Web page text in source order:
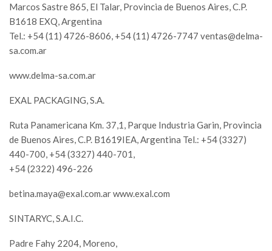
Marcos Sastre 865, El Talar, Provincia de Buenos Aires, C.P.
B1618 EXQ, Argentina
Tel.: +54 (11) 4726-8606, +54 (11) 4726-7747 ventas@delma-
sa.com.ar
www.delma-sa.com.ar
EXAL PACKAGING, S.A.
Ruta Panamericana Km. 37,1, Parque Industria Garin, Provincia
de Buenos Aires, C.P. B1619IEA, Argentina Tel.: +54 (3327)
440-700, +54 (3327) 440-701,
+54 (2322) 496-226
betina.maya@exal.com.arwww.exal.com
SINTARYC, S.A.I.C.
Padre Fahy 2204, Moreno,